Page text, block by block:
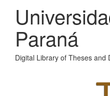
Paraná
Digital Library of Theses and